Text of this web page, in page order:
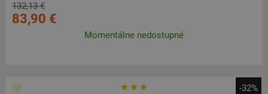
132,13 €
83,90 €
Momentálne nedostupné
-32%